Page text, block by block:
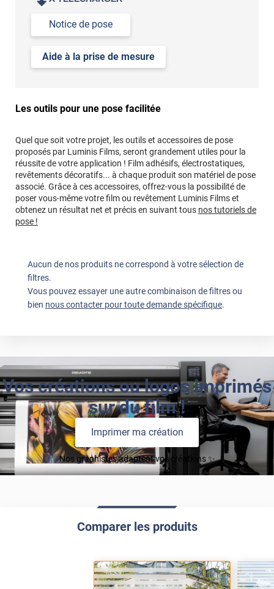
Notice de pose
Aide à la prise de mesure
Les outils pour une pose facilitée
Quel que soit votre projet, les outils et accessoires de pose
proposés par Luminis Films, seront grandement utiles pour la
réussite de votre application ! Film adhésifs, électrostatiques,
revêtements décoratifs... à chaque produit son matériel de pose
associé. Grâce à ces accessoires, offrez-vous la possibilité de
poser vous-même votre film ou revêtement Luminis Films et
obtenez un résultat net et précis en suivant tous nos tutoriels de
pose !
Aucun de nos produits ne correspond à votre sélection de
filtres.
Vous pouvez essayer une autre combinaison de filtres ou
bien nous contacter pour toute demande spécifique.
Vos créations ou logos imprimés
sur du film !
Imprimer ma création
Nos graphistes adaptent vos créations ✨
Comparer les produits